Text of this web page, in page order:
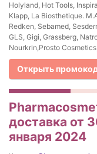
Holyland, Hot Tools,
Klapp, La Biosthetique.
Redken, Sebamed,
GLS, Gigi, Grassberg,
Nourkrin,Prosto
Открыть
доставка от
января 2024